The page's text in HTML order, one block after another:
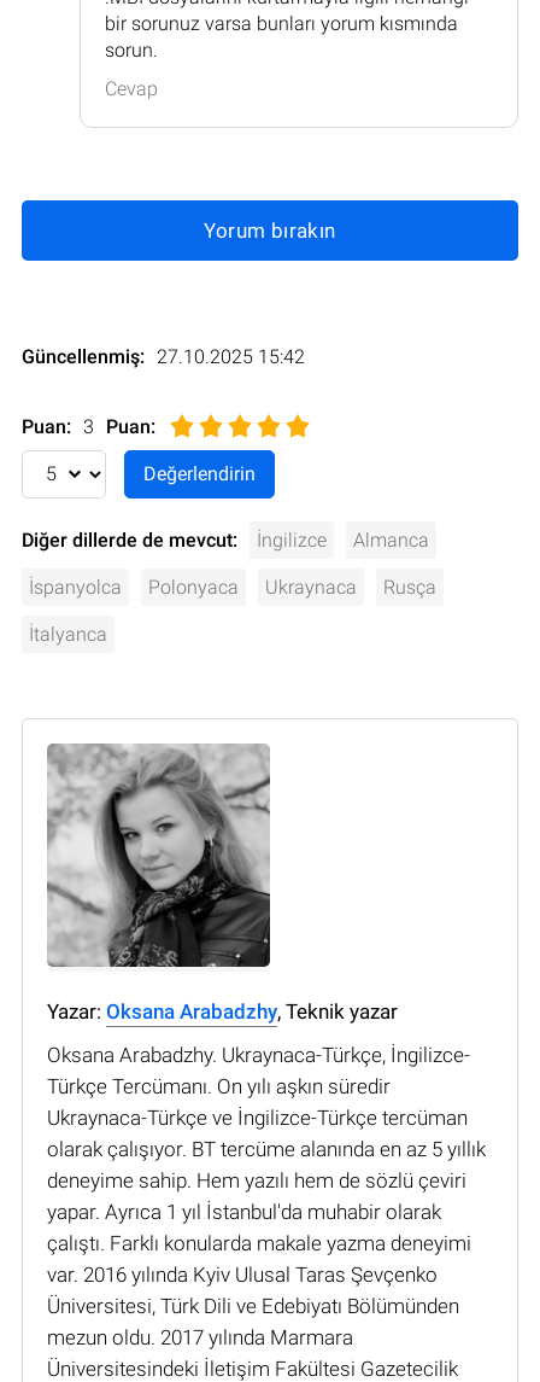
bir sorunuz varsa bunları yorum kısmında
sorun.
Cevap
Yorum bırakın
Güncellenmiş: 27.10.2025 15:42
Puan: 3 Puan:
Diğer dillerde de mevcut: İngilizce Almanca
İspanyolca Polonyaca Ukraynaca Rusça
İtalyanca
Yazar: Oksana Arabadzhy, Teknik yazar
Oksana Arabadzhy. Ukraynaca-Türkçe, İngilizce-
Türkçe Tercümanı. On yılı aşkın süredir
Ukraynaca-Türkçe ve İngilizce-Türkçe tercüman
olarak çalışıyor. BT tercüme alanında en az 5 yıllık
deneyime sahip. Hem yazılı hem de sözlü çeviri
yapar. Ayrıca 1 yıl İstanbul'da muhabir olarak
çalıştı. Farklı konularda makale yazma deneyimi
var. 2016 yılında Kyiv Ulusal Taras Şevçenko
Üniversitesi, Türk Dili ve Edebiyatı Bölümünden
mezun oldu. 2017 yılında Marmara
Üniversitesindeki İletişim Fakültesi Gazetecilik